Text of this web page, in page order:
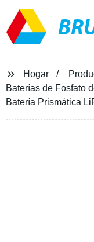
Hogar
Baterías de Fosfato
Batería Prismática